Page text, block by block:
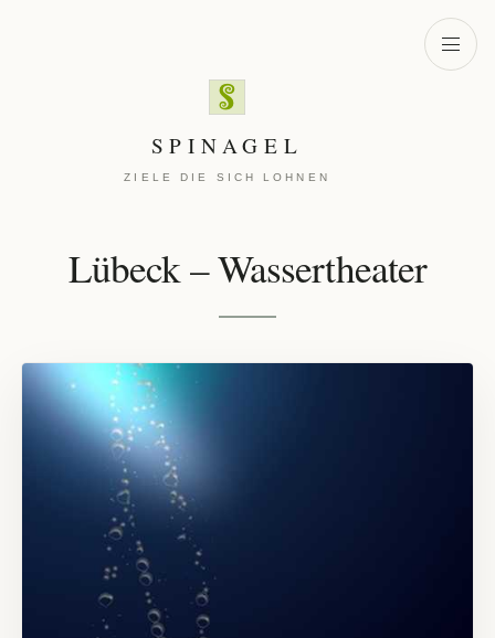
SPINAGEL
ZIELE DIE SICH LOHNEN
Menü
Lübeck – Wassertheater